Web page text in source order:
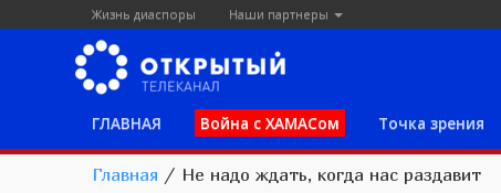
Жизнь диаспоры Наши партнеры
ГЛАВНАЯ Война с ХАМАСом Точка зрения
Главная / Не надо ждать, когда нас раздавит